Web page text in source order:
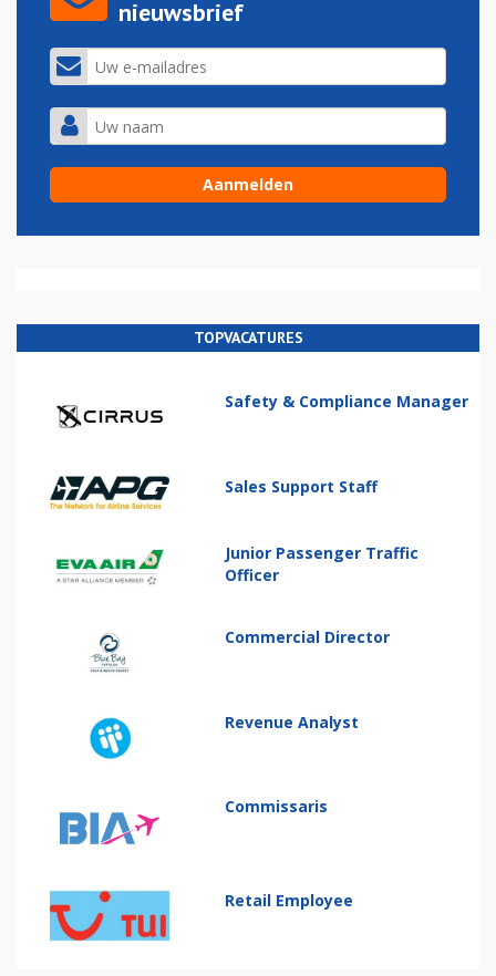
nieuwsbrief
TOPVACATURES
Safety & Compliance Manager
Sales Support Staff
Junior Passenger Traffic
Officer
Commercial Director
Revenue Analyst
Commissaris
Retail Employee